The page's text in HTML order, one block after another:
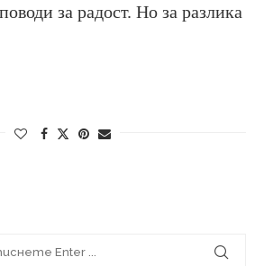
за радост. Но за разлика